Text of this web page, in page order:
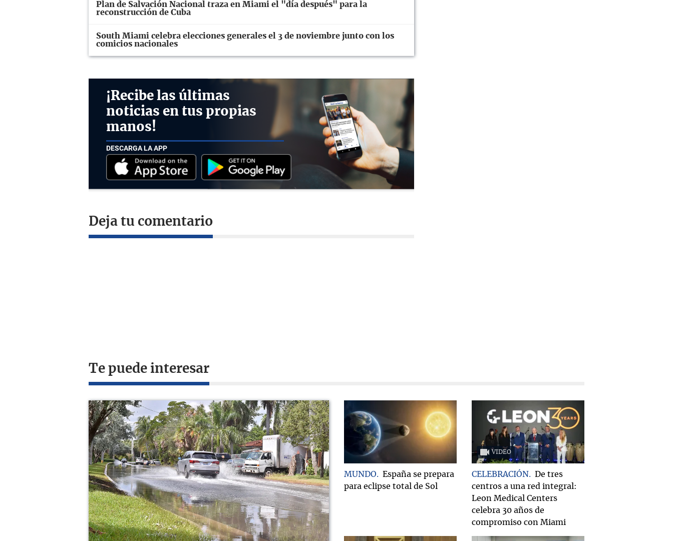
Plan de Salvación Nacional traza en Miami el "día después" para la
reconstrucción de Cuba
South Miami celebra elecciones generales el 3 de noviembre junto con los
comicios nacionales
¡Recibe las últimas
noticias en tus propias
manos!
DESCARGA LA APP
Deja tu comentario
Te puede interesar
MUNDO
España se prepara
para eclipse total de Sol
VIDEO
CELEBRACIÓN
De tres
centros a una red integral:
Leon Medical Centers
celebra 30 años de
compromiso con Miami